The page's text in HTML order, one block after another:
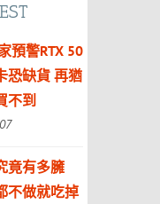
預警RTX 50
恐缺貨 再猶
不到
竟有多臃
不做就吃掉